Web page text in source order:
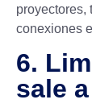
proyectores,
conexiones
6.
sale